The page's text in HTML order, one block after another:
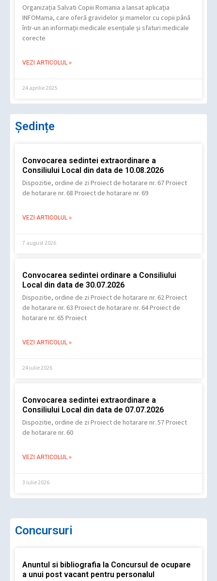
Organizația Salvati Copiii Romania a lansat aplicația
INFOMama, care oferă gravidelor și mamelor cu copii până
într-un an informații medicale esențiale și sfaturi medicale
corecte
VEZI ARTICOLUL »
24 aprilie 2025
Ședințe
Convocarea sedintei extraordinare a
Consiliului Local din data de 10.08.2026
Dispozitie, ordine de zi Proiect de hotarare nr. 67 Proiect
de hotarare nr. 68 Proiect de hotarare nr. 69
VEZI ARTICOLUL »
7 august 2026
Convocarea sedintei ordinare a Consiliului
Local din data de 30.07.2026
Dispozitie, ordine de zi Proiect de hotarare nr. 62 Proiect
de hotarare nr. 63 Proiect de hotarare nr. 64 Proiect de
hotarare nr. 65 Proiect
VEZI ARTICOLUL »
24 iulie 2026
Convocarea sedintei extraordinare a
Consiliului Local din data de 07.07.2026
Dispozitie, ordine de zi Proiect de hotarare nr. 57 Proiect
de hotarare nr. 60
VEZI ARTICOLUL »
3 iulie 2026
Concursuri
Anuntul si bibliografia la Concursul de ocupare
a unui post vacant pentru personalul